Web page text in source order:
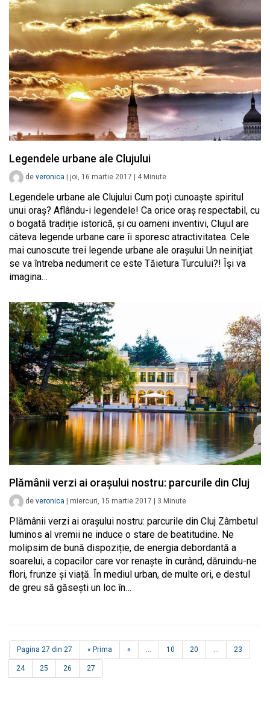
Legendele urbane ale Clujului
de veronica joi, 16 martie 2017 4 Minute
Legendele urbane ale Clujului Cum poți cunoaște spiritul
unui oraș? Aflându-i legendele! Ca orice oraș respectabil, cu
o bogată tradiție istorică, și cu oameni inventivi, Clujul are
câteva legende urbane care îi sporesc atractivitatea. Cele
mai cunoscute trei legende urbane ale orașului Un neinițiat
se va întreba nedumerit ce este Tăietura Turcului?! Își va
imagina…
Plămânii verzi ai orașului nostru: parcurile din Cluj
de veronica miercuri, 15 martie 2017 3 Minute
Plămânii verzi ai orașului nostru: parcurile din Cluj Zâmbetul
luminos al vremii ne induce o stare de beatitudine. Ne
molipsim de bună dispoziție, de energia debordantă a
soarelui, a copacilor care vor renaște în curând, dăruindu-ne
flori, frunze și viață. În mediul urban, de multe ori, e destul
de greu să găsești un loc în…
Pagina 27 din 27 « Prima « ... 10 20 ... 23
24 25 26 27